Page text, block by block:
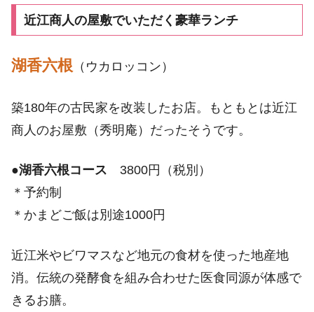
近江商人の屋敷でいただく豪華ランチ
湖香六根 （ウカロッコン）
築180年の古民家を改装したお店。もともとは近江
商人のお屋敷（秀明庵）だったそうです。
●湖香六根コース 3800円（税別）
＊予約制
＊かまどご飯は別途1000円
近江米やビワマスなど地元の食材を使った地産地
消。伝統の発酵食を組み合わせた医食同源が体感で
きるお膳。